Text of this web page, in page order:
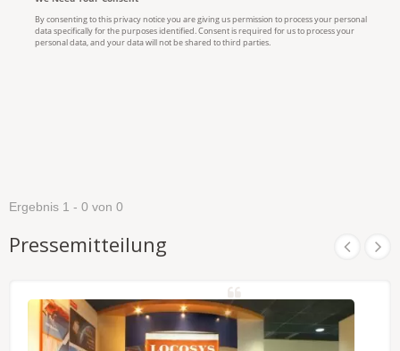
Ergebnis 1 - 0 von 0
Pressemitteilung